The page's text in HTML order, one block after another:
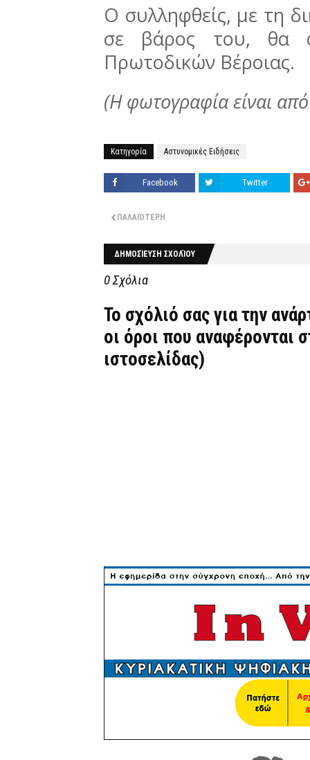
Ο συλληφθείς, με τη
σε βάρος του, θα
Πρωτοδικών Βέροιας.
(Η φωτογραφία είναι
Κατηγορία Αστυνομικές Ειδήσεις
Facebook Twitter
ΠΑΛΑΙΌΤΕΡΗ
ΔΗΜΟΣΊΕΥΣΗ ΣΧΟΛΊΟΥ
0 Σχόλια
Το σχόλιό σας για την
οι όροι που αναφέρονται
ιστοσελίδας)